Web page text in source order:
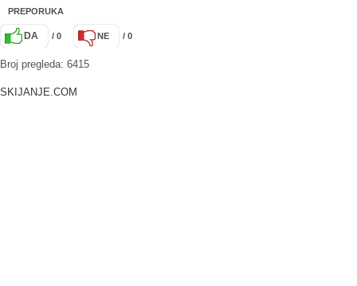
PREPORUKA
DA / 0 NE / 0
Broj pregleda: 6415
SKIJANJE.COM